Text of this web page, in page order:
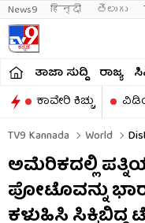
News9 हिन्दी తెలుగు
ತಾಜಾ ಸುದ್ದಿ ರಾಜ್ಯ
ಕಾವೇರಿ ಕಿಚ್ಚು
TV9 Kannada
World
ಅಮೆರಿಕದಲ್ಲಿ
ಪೋಟೊವನ್ನು